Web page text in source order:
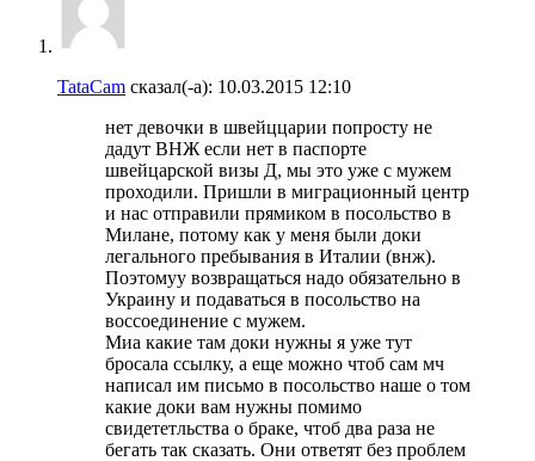
TataCam сказал(-а): 10.03.2015 12:10
нет девочки в швейццарии попросту не
дадут ВНЖ если нет в паспорте
швейцарской визы Д, мы это уже с мужем
проходили. Пришли в миграционный центр
и нас отправили прямиком в посольство в
Милане, потому как у меня были доки
легального пребывания в Италии (внж).
Поэтомуу возвращаться надо обязательно в
Украину и подаваться в посольство на
воссоединение с мужем.
Миа какие там доки нужны я уже тут
бросала ссылку, а еще можно чтоб сам мч
написал им письмо в посольство наше о том
какие доки вам нужны помимо
свидететльства о браке, чтоб два раза не
бегать так сказать. Они ответят без проблем